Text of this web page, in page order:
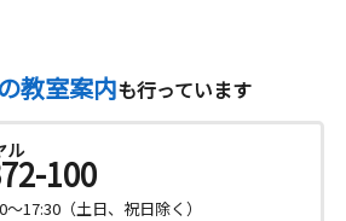
教室案内も行っています
ル
100
～17:30（土日、祝日除く）